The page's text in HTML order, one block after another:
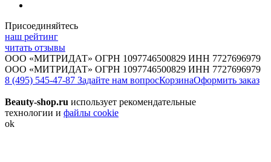
Присоединяйтесь
наш рейтинг
читать отзывы
ООО «МИТРИДАТ» ОГРН 1097746500829 ИНН 7727696979
ООО «МИТРИДАТ» ОГРН 1097746500829 ИНН 7727696979
8 (495) 545-47-87 Задайте нам вопросКорзинаОформить заказ
Beauty-shop.ru использует рекомендательные
технологии и файлы cookie
ok